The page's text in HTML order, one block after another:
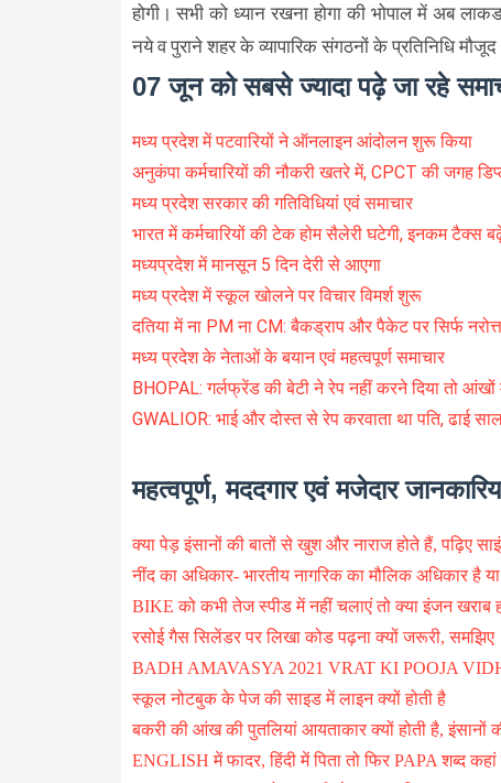
होगी। सभी को ध्यान रखना होगा की भोपाल में अब
नये व पुराने शहर के व्यापारिक संगठनों के प्रतिनिधि
07 जून को सबसे ज्यादा पढ़े जा रहे
मध्य प्रदेश में पटवारियों ने ऑनलाइन आंदोलन शुरू किया
अनुकंपा कर्मचारियों की नौकरी खतरे में, CPCT की जगह
मध्य प्रदेश सरकार की गतिविधियां एवं समाचार
भारत में कर्मचारियों की टेक होम सैलेरी घटेगी, इनकम टैक्स
मध्यप्रदेश में मानसून 5 दिन देरी से आएगा
मध्य प्रदेश में स्कूल खोलने पर विचार विमर्श शुरू
दतिया में ना PM ना CM: बैकड्राप और पैकेट पर सिर्फ
मध्य प्रदेश के नेताओं के बयान एवं महत्वपूर्ण समाचार
BHOPAL: गर्लफ्रेंड की बेटी ने रेप नहीं करने दिया तो आंखों
GWALIOR: भाई और दोस्त से रेप करवाता था पति, ढाई
महत्वपूर्ण, मददगार एवं मजेदार
क्या पेड़ इंसानों की बातों से खुश और नाराज होते हैं, पढ़िए
नींद का अधिकार- भारतीय नागरिक का मौलिक अधिकार है या
BIKE को कभी तेज स्पीड में नहीं चलाएं तो क्या इंजन खराब
रसोई गैस सिलेंडर पर लिखा कोड पढ़ना क्यों जरूरी, समझिए
BADH AMAVASYA 2021 VRAT KI POOJA
स्कूल नोटबुक के पेज की साइड में लाइन क्यों होती है
बकरी की आंख की पुतलियां आयताकार क्यों होती है, इंसानों
ENGLISH में फादर, हिंदी में पिता तो फिर PAPA शब्द